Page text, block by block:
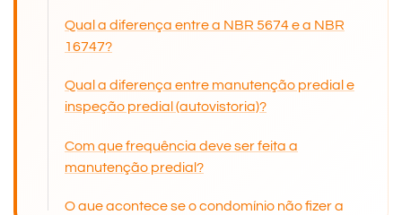
Qual a diferença entre a NBR 5674 e a NBR
16747?
Qual a diferença entre manutenção predial e
inspeção predial (autovistoria)?
Com que frequência deve ser feita a
manutenção predial?
O que acontece se o condomínio não fizer a